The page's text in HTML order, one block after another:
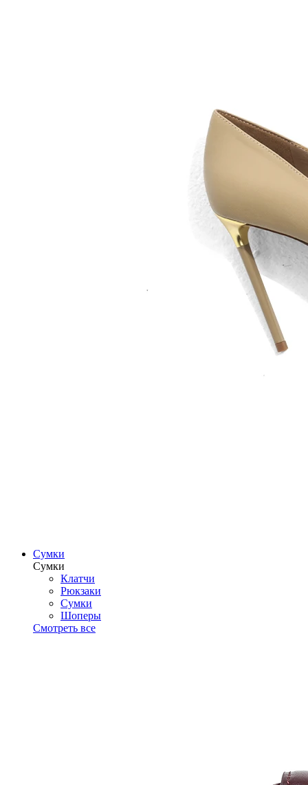
Сумки
Сумки
Клатчи
Рюкзаки
Сумки
Шоперы
Смотреть все